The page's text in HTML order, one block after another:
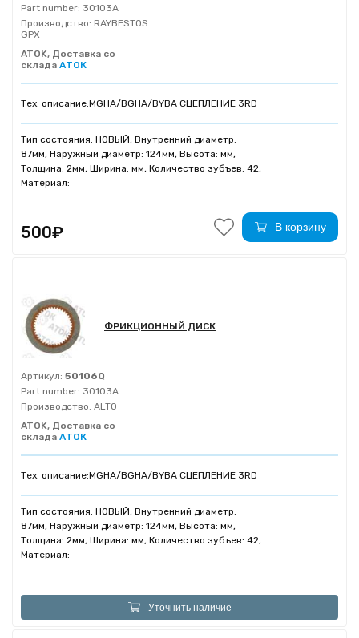
Part number: 30103A
Производство: RAYBESTOS
GPX
ATOK, Доставка со
склада АТОК
Тех. описание:MGHA/BGHA/BYBA СЦЕПЛЕНИЕ 3RD
Тип состояния: НОВЫЙ, Внутренний диаметр:
87мм, Наружный диаметр: 124мм, Высота: мм,
Толщина: 2мм, Ширина: мм, Количество зубъев: 42,
Материал:
500₽ В корзину
ФРИКЦИОННЫЙ ДИСК
Артикул: 50106Q
Part number: 30103A
Производство: ALTO
ATOK, Доставка со
склада АТОК
Тех. описание:MGHA/BGHA/BYBA СЦЕПЛЕНИЕ 3RD
Тип состояния: НОВЫЙ, Внутренний диаметр:
87мм, Наружный диаметр: 124мм, Высота: мм,
Толщина: 2мм, Ширина: мм, Количество зубъев: 42,
Материал:
Уточнить наличие